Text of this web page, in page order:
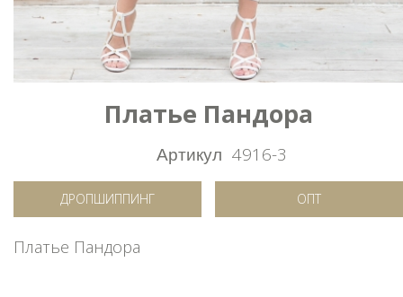
Платье Пандора
Артикул 4916-3
ДРОПШИППИНГ ОПТ
Платье Пандора